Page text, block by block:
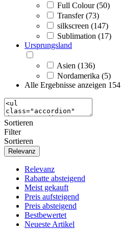
Full Colour (50)
Transfer (73)
silkscreen (147)
Sublimation (17)
Ursprungsland
Asien (136)
Nordamerika (5)
Alle Ergebnisse anzeigen 154
Sortieren
Filter
Sortieren
Relevanz
Relevanz
Rabatte absteigend
Meist gekauft
Preis aufsteigend
Preis absteigend
Bestbewertet
Neueste Artikel